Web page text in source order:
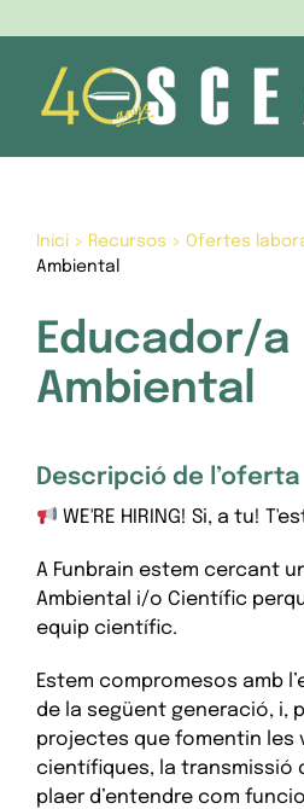
content
Inici> Recursos > Ofertes
Ambiental
Educador/a
Ambiental
Descripció de l’oferta
WE'RE HIRING! Si, a tu!
A Funbrain estem cercant
Ambiental i/o Científic
equip científic.
Estem compromesos amb
de la següent generació, i,
projectes que fomentin les
científiques, la transmissió
plaer d’entendre com